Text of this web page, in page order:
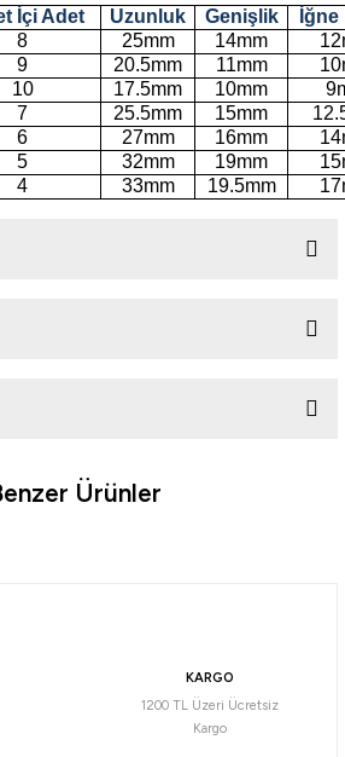
İçi Adet Uzunluk Genişlik
8 25mm 14mm
9 20.5mm 11mm
10 17.5mm 10mm
7 25.5mm 15mm
6 27mm 16mm
5 32mm 19mm
4 33mm 19.5mm
henüz soru sorulmamış.
Ürünler
KARGO
1200 TL Üzeri Ücretsiz
Kargo